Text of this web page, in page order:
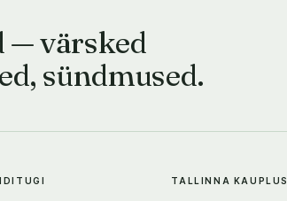
— värsked
sündmused.
TALLINNA KAUPLUS